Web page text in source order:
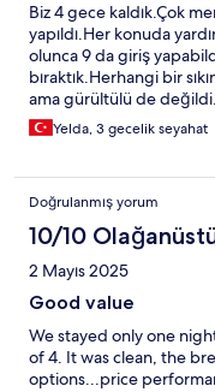
Biz 4 gece kaldık.Çok
yapıldı.Her konuda
olunca 9 da giriş
bıraktık.Herhangi bir
ama gürültülü de
mesafesindeydi.
Yelda, 3 gecelik seyahat
Doğrulanmış yorum
10/10
2 Mayıs 2025
Good value
We stayed only one
of 4. It was clean, the
options...price